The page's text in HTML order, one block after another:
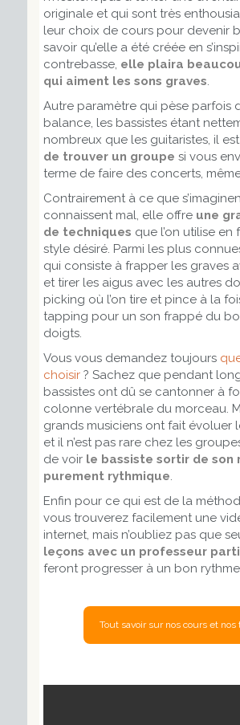
originale et qui sont très
leur choix de cours pour devenir
savoir qu’elle a été créée en
contrebasse, elle plaira
qui aiment les sons graves.
Autre paramètre qui pèse parfois
balance, les bassistes étant
nombreux que les guitaristes, il est
de trouver un groupe si vous
terme de faire des concerts,
Contrairement à ce que
connaissent mal, elle offre une
de techniques que l’on utilise
style désiré. Parmi les plus
qui consiste à frapper les graves
et tirer les aigus avec les autres
picking où l’on tire et pince à la
tapping pour un son frappé du
doigts.
Vous vous demandez toujours
choisir? Sachez que pendant
bassistes ont dû se cantonner à
colonne vertébrale du morceau.
grands musiciens ont fait évoluer
et il n’est pas rare chez les
de voir le bassiste sortir de son
purement rythmique.
Enfin pour ce qui est de la
vous trouverez facilement une
internet, mais n’oubliez pas que
leçons avec un professeur
feront progresser à un bon